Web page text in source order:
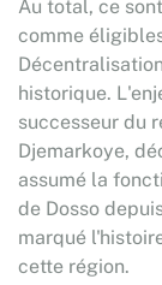
Au total, ce
comme
historique.
successeur du
Djemarkoye,
assumé la
de Dosso
marqué
cette région.